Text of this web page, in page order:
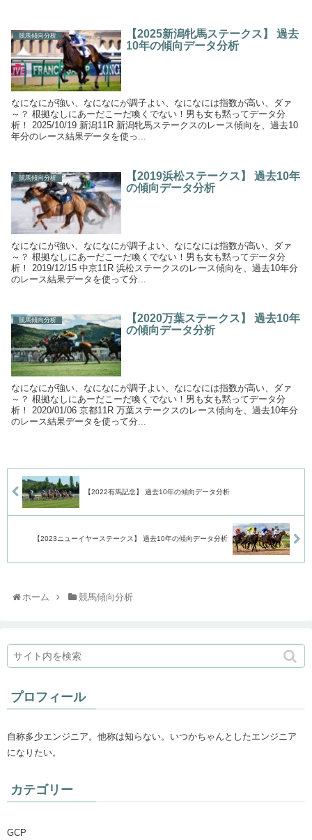
競馬傾向分析
【2025新潟牝馬ステークス】 過去
10年の傾向データ分析
なになにが強い、なになにが調子よい、なになには指数が高い、ダァ
～？ 根拠なしにあーだこーだ喚くでない！男も女も黙ってデータ分
析！ 2025/10/19 新潟11R 新潟牝馬ステークスのレース傾向を、過去10
年分のレース結果データを使っ...
競馬傾向分析
【2019浜松ステークス】 過去10年
の傾向データ分析
なになにが強い、なになにが調子よい、なになには指数が高い、ダァ
～？ 根拠なしにあーだこーだ喚くでない！男も女も黙ってデータ分
析！ 2019/12/15 中京11R 浜松ステークスのレース傾向を、過去10年分
のレース結果データを使って分...
競馬傾向分析
【2020万葉ステークス】 過去10年
の傾向データ分析
なになにが強い、なになにが調子よい、なになには指数が高い、ダァ
～？ 根拠なしにあーだこーだ喚くでない！男も女も黙ってデータ分
析！ 2020/01/06 京都11R 万葉ステークスのレース傾向を、過去10年分
のレース結果データを使って分...
【2022有馬記念】 過去10年の傾向データ分析
【2023ニューイヤーステークス】 過去10年の傾向データ分析
ホーム 競馬傾向分析
プロフィール
自称多少エンジニア。他称は知らない。いつかちゃんとしたエンジニア
になりたい。
カテゴリー
GCP